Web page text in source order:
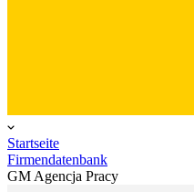
Startseite
Firmendatenbank
GM Agencja Pracy